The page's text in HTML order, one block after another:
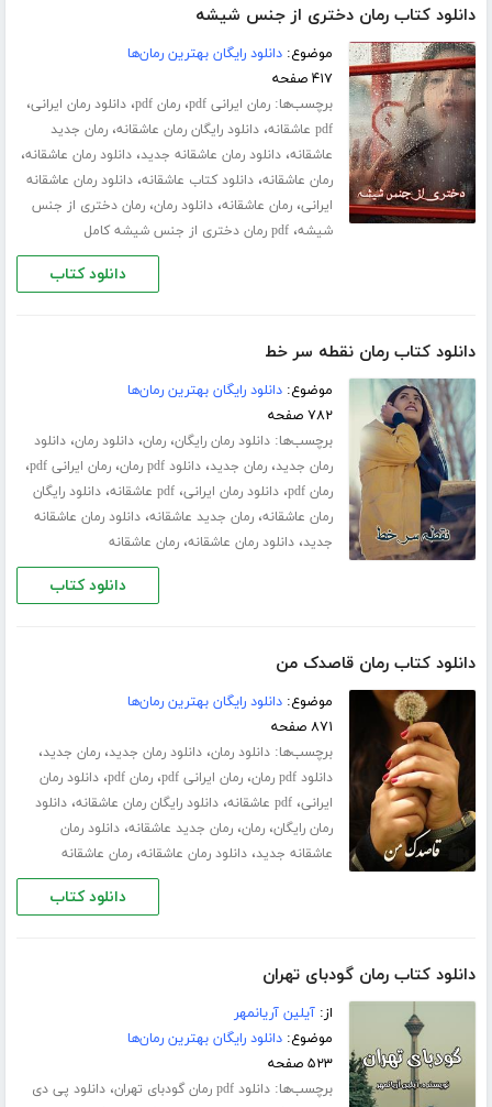
دانلود کتاب رمان دختری از جنس شیشه
موضوع:دانلود رایگان بهترین رمان‌ها
۴۱۷ صفحه
برچسب‌ها:رمان ایرانی pdf ،رمان pdf ،دانلود رمان ایرانی،
pdf عاشقانه ،دانلود رایگان رمان عاشقانه،رمان جدید
عاشقانه،دانلود رمان عاشقانه جدید،دانلود رمان عاشقانه،
رمان عاشقانه،دانلود کتاب عاشقانه،دانلود رمان عاشقانه
ایرانی،رمان عاشقانه،دانلود رمان،رمان دختری از جنس
شیشه،pdf رمان دختری از جنس شیشه کامل
دانلود کتاب
دانلود کتاب رمان نقطه سر خط
موضوع:دانلود رایگان بهترین رمان‌ها
۷۸۲ صفحه
برچسب‌ها:دانلود رمان رایگان،رمان،دانلود رمان،دانلود
رمان جدید،رمان جدید،دانلود pdf رمان ،رمان ایرانی pdf ،
رمان pdf ،دانلود رمان ایرانی،pdf عاشقانه ،دانلود رایگان
رمان عاشقانه،رمان جدید عاشقانه،دانلود رمان عاشقانه
جدید،دانلود رمان عاشقانه،رمان عاشقانه
دانلود کتاب
دانلود کتاب رمان قاصدک من
موضوع:دانلود رایگان بهترین رمان‌ها
۸۷۱ صفحه
برچسب‌ها:دانلود رمان،دانلود رمان جدید،رمان جدید،
دانلود pdf رمان ،رمان ایرانی pdf ،رمان pdf ،دانلود رمان
ایرانی،pdf عاشقانه ،دانلود رایگان رمان عاشقانه،دانلود
رمان رایگان،رمان،رمان جدید عاشقانه،دانلود رمان
عاشقانه جدید،دانلود رمان عاشقانه،رمان عاشقانه
دانلود کتاب
دانلود کتاب رمان گودبای تهران
از:آیلین آریانمهر
موضوع:دانلود رایگان بهترین رمان‌ها
۵۲۳ صفحه
برچسب‌ها:دانلود pdf رمان گودبای تهران ،دانلود پی دی